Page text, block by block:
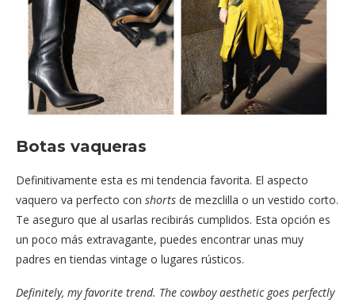
Botas vaqueras
Definitivamente esta es mi tendencia favorita. El aspecto
vaquero va perfecto con shorts de mezclilla o un vestido corto.
Te aseguro que al usarlas recibirás cumplidos. Esta opción es
un poco más extravagante, puedes encontrar unas muy
padres en tiendas vintage o lugares rústicos.
Definitely, my favorite trend. The cowboy aesthetic goes perfectly